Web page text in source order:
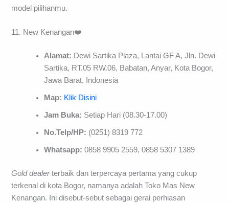
model pilihanmu.
11. New Kenangan❤️
Alamat: Dewi Sartika Plaza, Lantai GF A, Jln. Dewi
Sartika, RT.05 RW.06, Babatan, Anyar, Kota Bogor,
Jawa Barat, Indonesia
Map: Klik Disini
Jam Buka: Setiap Hari (08.30-17.00)
No.Telp/HP: (0251) 8319 772
Whatsapp: 0858 9905 2559, 0858 5307 1389
Gold dealerterbaik dan terpercaya pertama yang cukup
terkenal di kota Bogor, namanya adalah Toko Mas New
Kenangan. Ini disebut-sebut sebagai gerai perhiasan